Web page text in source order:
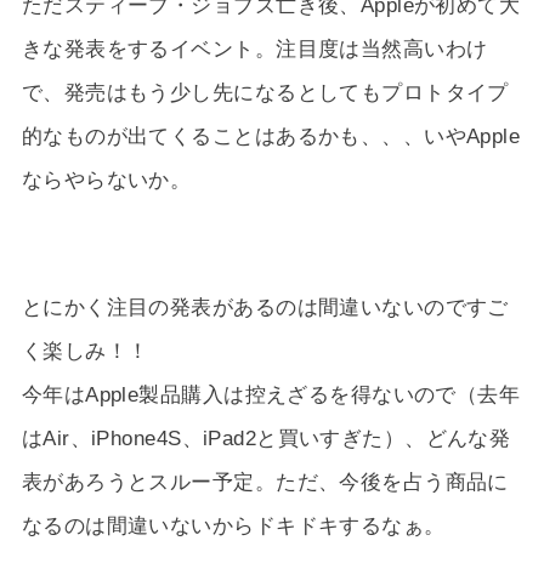
きな発表をするイベント。注目度は当然高いわけ
で、発売はもう少し先になるとしてもプロトタイプ
的なものが出てくることはあるかも、、、いやApple
ならやらないか。
とにかく注目の発表があるのは間違いないのですご
く楽しみ！！
今年はApple製品購入は控えざるを得ないので（去年
はAir、iPhone4S、iPad2と買いすぎた）、どんな発
表があろうとスルー予定。ただ、今後を占う商品に
なるのは間違いないからドキドキするなぁ。